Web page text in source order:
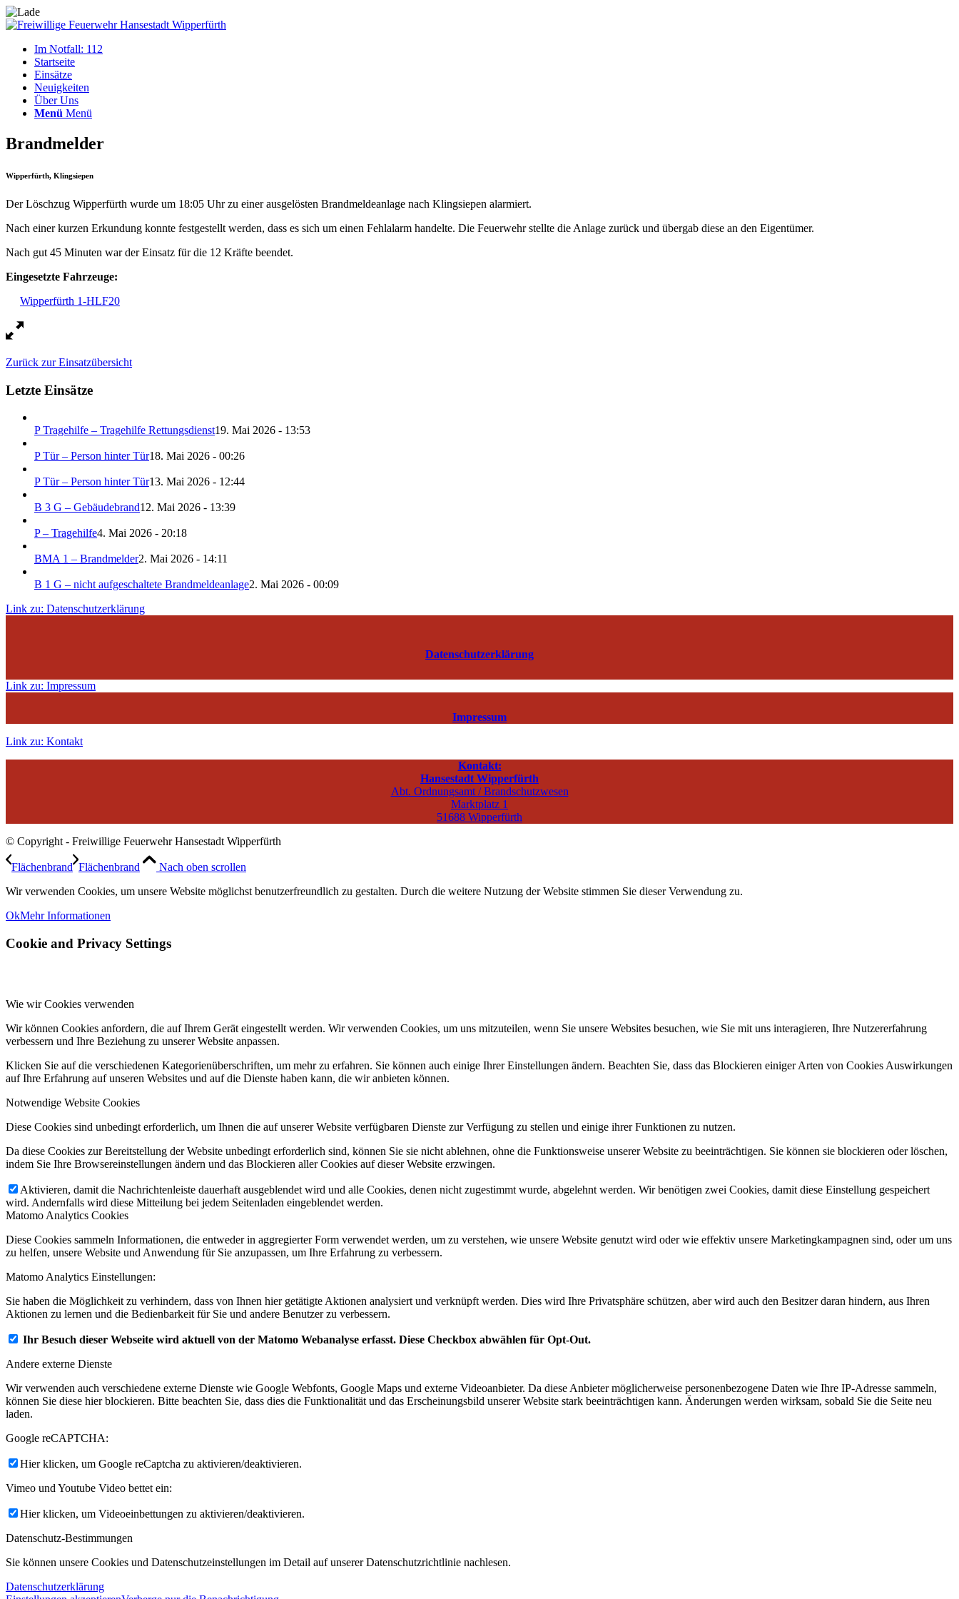
Im Notfall: 112
Startseite
Einsätze
Neuigkeiten
Über Uns
Menü Menü
Brandmelder
Wipperfürth, Klingsiepen
Der Löschzug Wipperfürth wurde um 18:05 Uhr zu einer ausgelösten Brandmeldeanlage nach Klingsiepen alarmiert.
Nach einer kurzen Erkundung konnte festgestellt werden, dass es sich um einen Fehlalarm handelte. Die Feuerwehr stellte die Anlage zurück und übergab diese an den Eigentümer.
Nach gut 45 Minuten war der Einsatz für die 12 Kräfte beendet.
Eingesetzte Fahrzeuge:
Wipperfürth 1-HLF20
Zurück zur Einsatzübersicht
Letzte Einsätze
P Tragehilfe – Tragehilfe Rettungsdienst19. Mai 2026 - 13:53
P Tür – Person hinter Tür18. Mai 2026 - 00:26
P Tür – Person hinter Tür13. Mai 2026 - 12:44
B 3 G – Gebäudebrand12. Mai 2026 - 13:39
P – Tragehilfe4. Mai 2026 - 20:18
BMA 1 – Brandmelder2. Mai 2026 - 14:11
B 1 G – nicht aufgeschaltete Brandmeldeanlage2. Mai 2026 - 00:09
Link zu: Datenschutzerklärung
Datenschutzerklärung
Link zu: Impressum
Impressum
Link zu: Kontakt
Kontakt:
Hansestadt Wipperfürth
Abt. Ordnungsamt / Brandschutzwesen
Marktplatz 1
51688 Wipperfürth
© Copyright - Freiwillige Feuerwehr Hansestadt Wipperfürth
Flächenbrand Flächenbrand
Nach oben scrollen
Wir verwenden Cookies, um unsere Website möglichst benutzerfreundlich zu gestalten. Durch die weitere Nutzung der Website stimmen Sie dieser Verwendung zu.
OkMehr Informationen
Cookie and Privacy Settings
Wie wir Cookies verwenden
Wir können Cookies anfordern, die auf Ihrem Gerät eingestellt werden. Wir verwenden Cookies, um uns mitzuteilen, wenn Sie unsere Websites besuchen, wie Sie mit uns interagieren, Ihre Nutzererfahrung
verbessern und Ihre Beziehung zu unserer Website anpassen.
Klicken Sie auf die verschiedenen Kategorienüberschriften, um mehr zu erfahren. Sie können auch einige Ihrer Einstellungen ändern. Beachten Sie, dass das Blockieren einiger Arten von Cookies Auswirkungen
auf Ihre Erfahrung auf unseren Websites und auf die Dienste haben kann, die wir anbieten können.
Notwendige Website Cookies
Diese Cookies sind unbedingt erforderlich, um Ihnen die auf unserer Website verfügbaren Dienste zur Verfügung zu stellen und einige ihrer Funktionen zu nutzen.
Da diese Cookies zur Bereitstellung der Website unbedingt erforderlich sind, können Sie sie nicht ablehnen, ohne die Funktionsweise unserer Website zu beeinträchtigen. Sie können sie blockieren oder löschen,
indem Sie Ihre Browsereinstellungen ändern und das Blockieren aller Cookies auf dieser Website erzwingen.
Aktivieren, damit die Nachrichtenleiste dauerhaft ausgeblendet wird und alle Cookies, denen nicht zugestimmt wurde, abgelehnt werden. Wir benötigen zwei Cookies, damit diese Einstellung gespeichert
wird. Andernfalls wird diese Mitteilung bei jedem Seitenladen eingeblendet werden.
Matomo Analytics Cookies
Diese Cookies sammeln Informationen, die entweder in aggregierter Form verwendet werden, um zu verstehen, wie unsere Website genutzt wird oder wie effektiv unsere Marketingkampagnen sind, oder um uns
zu helfen, unsere Website und Anwendung für Sie anzupassen, um Ihre Erfahrung zu verbessern.
Matomo Analytics Einstellungen:
Sie haben die Möglichkeit zu verhindern, dass von Ihnen hier getätigte Aktionen analysiert und verknüpft werden. Dies wird Ihre Privatsphäre schützen, aber wird auch den Besitzer daran hindern, aus Ihren
Aktionen zu lernen und die Bedienbarkeit für Sie und andere Benutzer zu verbessern.
Ihr Besuch dieser Webseite wird aktuell von der Matomo Webanalyse erfasst. Diese Checkbox abwählen für Opt-Out.
Andere externe Dienste
Wir verwenden auch verschiedene externe Dienste wie Google Webfonts, Google Maps und externe Videoanbieter. Da diese Anbieter möglicherweise personenbezogene Daten wie Ihre IP-Adresse sammeln,
können Sie diese hier blockieren. Bitte beachten Sie, dass dies die Funktionalität und das Erscheinungsbild unserer Website stark beeinträchtigen kann. Änderungen werden wirksam, sobald Sie die Seite neu
laden.
Google reCAPTCHA:
Hier klicken, um Google reCaptcha zu aktivieren/deaktivieren.
Vimeo und Youtube Video bettet ein:
Hier klicken, um Videoeinbettungen zu aktivieren/deaktivieren.
Datenschutz-Bestimmungen
Sie können unsere Cookies und Datenschutzeinstellungen im Detail auf unserer Datenschutzrichtlinie nachlesen.
Datenschutzerklärung